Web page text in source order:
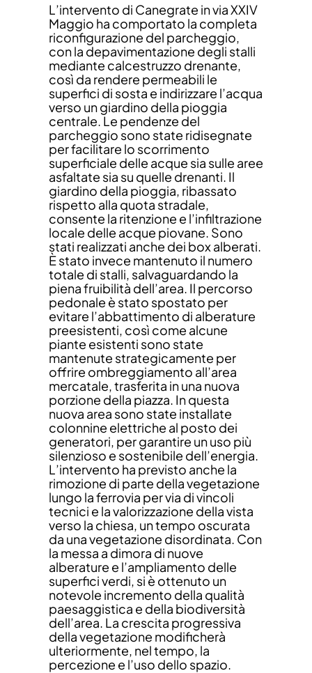
L’intervento di Canegrate in via XXIV
Maggio ha comportato la completa
riconfigurazione del parcheggio,
con la depavimentazione degli stalli
mediante calcestruzzo drenante,
così da rendere permeabili le
superfici di sosta e indirizzare l’acqua
verso un giardino della pioggia
centrale. Le pendenze del
parcheggio sono state ridisegnate
per facilitare lo scorrimento
superficiale delle acque sia sulle aree
asfaltate sia su quelle drenanti. Il
giardino della pioggia, ribassato
rispetto alla quota stradale,
consente la ritenzione e l’infiltrazione
locale delle acque piovane. Sono
stati realizzati anche dei box alberati.
È stato invece mantenuto il numero
totale di stalli, salvaguardando la
piena fruibilità dell’area. Il percorso
pedonale è stato spostato per
evitare l’abbattimento di alberature
preesistenti, così come alcune
piante esistenti sono state
mantenute strategicamente per
offrire ombreggiamento all’area
mercatale, trasferita in una nuova
porzione della piazza. In questa
nuova area sono state installate
colonnine elettriche al posto dei
generatori, per garantire un uso più
silenzioso e sostenibile dell’energia.
L’intervento ha previsto anche la
rimozione di parte della vegetazione
lungo la ferrovia per via di vincoli
tecnici e la valorizzazione della vista
verso la chiesa, un tempo oscurata
da una vegetazione disordinata. Con
la messa a dimora di nuove
alberature e l’ampliamento delle
superfici verdi, si è ottenuto un
notevole incremento della qualità
paesaggistica e della biodiversità
dell’area. La crescita progressiva
della vegetazione modificherà
ulteriormente, nel tempo, la
percezione e l’uso dello spazio.